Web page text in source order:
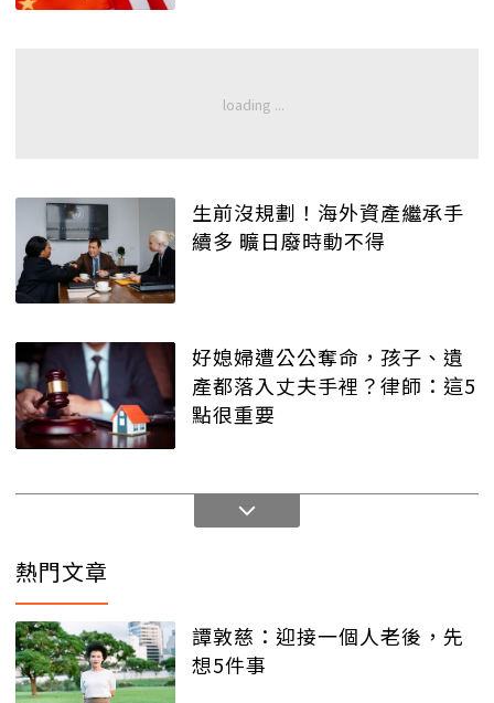
生前沒規劃！海外資產繼承手
續多 曠日廢時動不得
好媳婦遭公公奪命，孩子、遺
產都落入丈夫手裡？律師：這5
點很重要
熱門文章
譚敦慈：迎接一個人老後，先
想5件事